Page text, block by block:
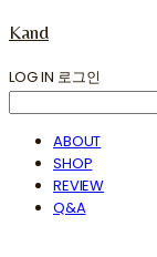
Kand
LOG IN 로그인
ABOUT
SHOP
REVIEW
Q&A